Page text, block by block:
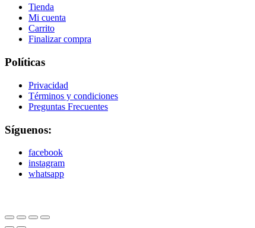
Tienda
Mi cuenta
Carrito
Finalizar compra
Políticas
Privacidad
Términos y condiciones
Preguntas Frecuentes
Síguenos:
facebook
instagram
whatsapp